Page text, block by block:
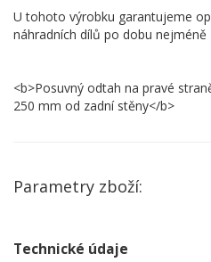
U tohoto výrobku garantujeme
náhradních dílů po dobu nejméně
<b>Posuvný odtah na pravé
250 mm od zadní stěny</b>
Parametry zboží:
Technické údaje